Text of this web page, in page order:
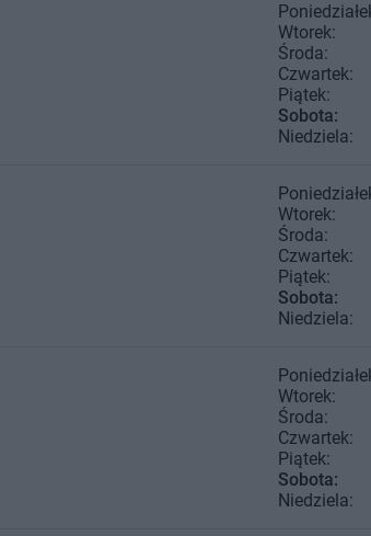
Wtorek:
Środa:
Czwartek:
Piątek:
Sobota:
Niedziela:
Wtorek:
Środa:
Czwartek:
Piątek:
Sobota:
Niedziela:
Wtorek:
Środa:
Czwartek:
Piątek:
Sobota:
Niedziela: